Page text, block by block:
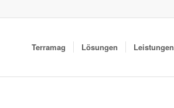
Terramag Lösungen Leistungen